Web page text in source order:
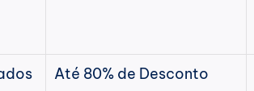
Até 80% de Desconto